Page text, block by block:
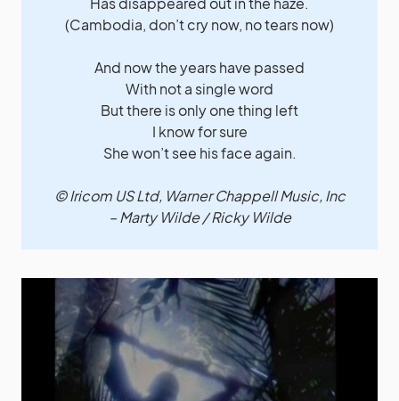
(Cambodia, don’t cry now, no tears now)
And now the years have passed
With not a single word
But there is only one thing left
I know for sure
She won’t see his face again.
© Iricom US Ltd, Warner Chappell Music, Inc
– Marty Wilde / Ricky Wilde